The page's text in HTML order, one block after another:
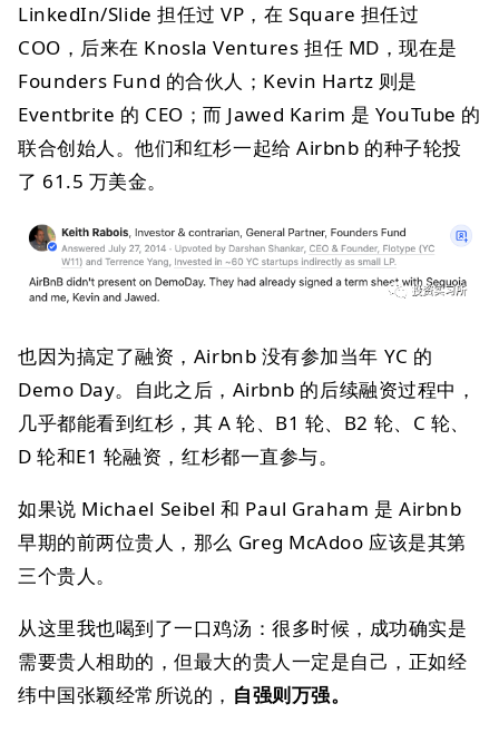
LinkedIn/Slide 担任过 VP，在 Square 担任过
COO，后来在 Knosla Ventures 担任 MD，现在是
Founders Fund 的合伙人；Kevin Hartz 则是
Eventbrite 的 CEO；而 Jawed Karim 是 YouTube 的
联合创始人。他们和红杉一起给 Airbnb 的种子轮投
了 61.5 万美金。
也因为搞定了融资，Airbnb 没有参加当年 YC 的
Demo Day。自此之后，Airbnb 的后续融资过程中，
几乎都能看到红杉，其 A 轮、B1 轮、B2 轮、C 轮、
D 轮和E1 轮融资，红杉都一直参与。
如果说 Michael Seibel 和 Paul Graham 是 Airbnb
早期的前两位贵人，那么 Greg McAdoo 应该是其第
三个贵人。
从这里我也喝到了一口鸡汤：很多时候，成功确实是
需要贵人相助的，但最大的贵人一定是自己，正如经
纬中国张颖经常所说的， 自强则万强。